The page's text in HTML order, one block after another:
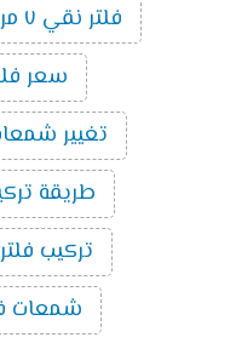
فلتر نقي ٧ مراحل
سعر فلتر 7
تغيير شمعات
طريقة
تركيب فلتر
شمعات فلتر